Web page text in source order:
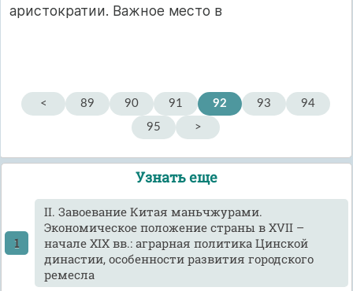
аристократии. Важное место в
< 89 90 91 92 93
94
95
>
Узнать еще
II. Завоевание Китая маньчжурами.
Экономическое положение страны в XVII –
начале XIX вв.: аграрная политика Цинской
династии, особенности развития городского
ремесла